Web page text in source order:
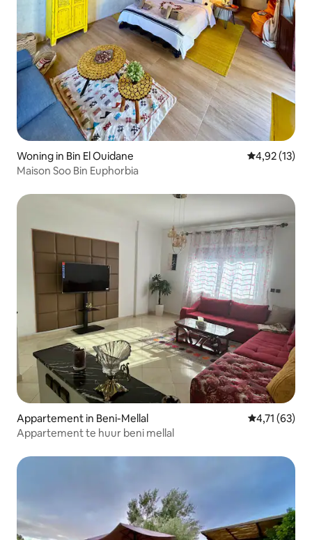
Woning in Bin El Ouidane Gemiddelde
4,92 (13)
Maison Soo Bin Euphorbia
Appartement in Beni-Mellal Gemiddelde
4,71 (63)
Appartement te huur beni mellal